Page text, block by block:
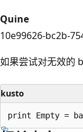
Quine
10e99626-bc2b-
如果尝试对无效的
kusto